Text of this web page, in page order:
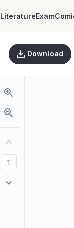
LiteratureExam
Download